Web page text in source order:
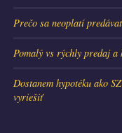
Prečo sa neoplatí
Pomalý vs rýchly predaj a
Dostanem hypotéku ako
vyriešiť